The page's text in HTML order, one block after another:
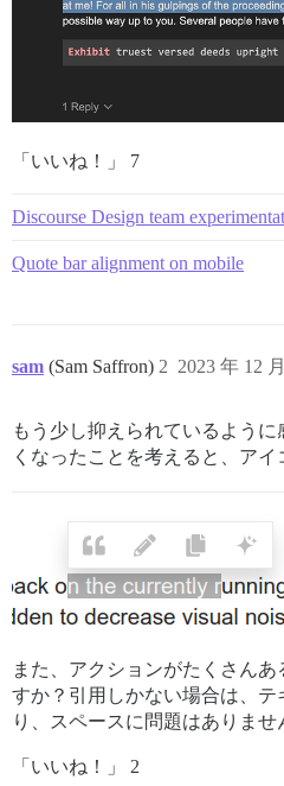
「いいね！」 7
Discourse Design team
Quote bar alignment on mobile
sam (Sam Saffron) 2023 年 12
2
もう少し抑えられているよう
くなったことを考えると、ア
また、アクションがたくさん
すか？引用しかない場合は、
り、スペースに問題はありませ
「いいね！」 2